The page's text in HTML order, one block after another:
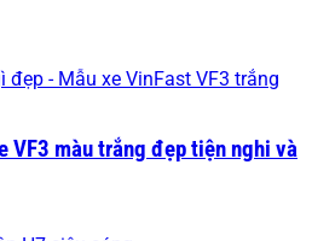
VF3 màu trắng đẹp tiện nghi và